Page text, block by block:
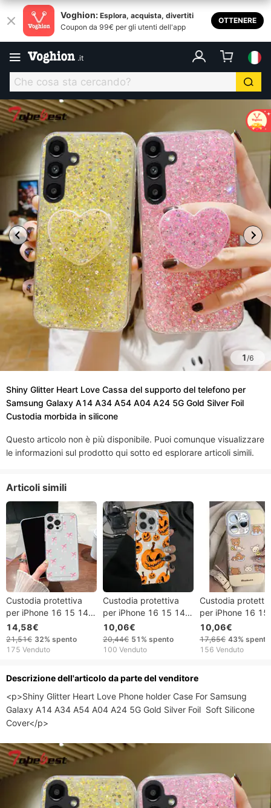
Voghion: Esplora, acquista, divertiti
Coupon da 99€ per gli utenti dell'app
OTTENERE
.it
1/6
Shiny Glitter Heart Love Cassa del supporto del telefono per
Samsung Galaxy A14 A34 A54 A04 A24 5G Gold Silver Foil
Custodia morbida in silicone
Questo articolo non è più disponibile. Puoi comunque visualizzare
le informazioni sul prodotto qui sotto ed esplorare articoli simili.
Articoli simili
Custodia protettiva
per iPhone 16 15 14
13 12 11 Pro Promax
Plus Custodia per
telefono 16 Custodia
Plus/14 Custodia
trasparente 13
PROMAX 12/11
14,58€
21,51€ 32% spento
175 Venduto
Custodia protettiva
per iPhone 16 15 14
13 12 11 Pro Promax
Plus Full Screen Funny
Pumpkin 16PROMAX
Fun 14 Large Hole
Hard Case
10,06€
20,44€ 51% spento
100 Venduto
Custodia
per iPhone 16
13 12 11 Pro
Plus 15PROMAX
Custodia per
10,06€
17,65€ 43% spento
156 Venduto
Descrizione dell'articolo da parte del venditore
<p>Shiny Glitter Heart Love Phone holder Case For Samsung
Galaxy A14 A34 A54 A04 A24 5G Gold Silver Foil  Soft Silicone
Cover</p>